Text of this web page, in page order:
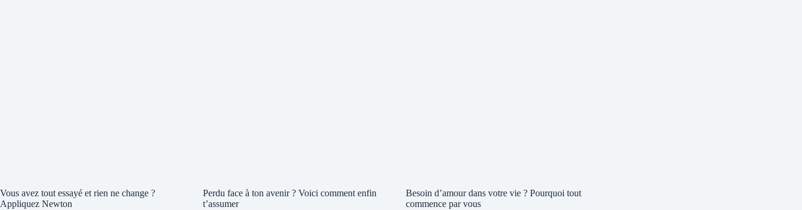
Vous avez tout essayé et rien ne change ?
Appliquez Newton
Perdu face à ton avenir ? Voici comment enfin
t’assumer
Besoin d’amour dans votre vie ? Pourquoi tout
commence par vous